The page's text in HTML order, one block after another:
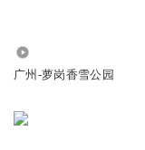
广州-萝岗香雪公园